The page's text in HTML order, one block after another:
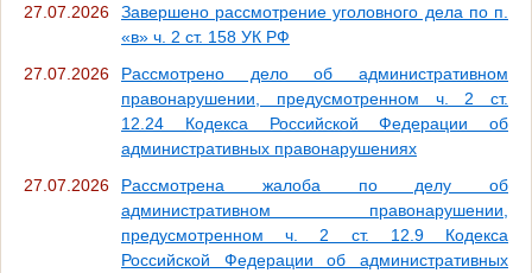
27.07.2026
Завершено рассмотрение уголовного дела по п.
«в» ч. 2 ст. 158 УК РФ
27.07.2026
Рассмотрено дело об административном
правонарушении, предусмотренном ч. 2 ст.
12.24 Кодекса Российской Федерации об
административных правонарушениях
27.07.2026
Рассмотрена жалоба по делу об
административном правонарушении,
предусмотренном ч. 2 ст. 12.9 Кодекса
Российской Федерации об административных